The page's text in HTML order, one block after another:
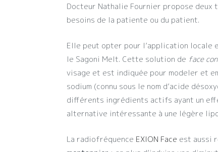
Docteur Nathalie Fournier propose deux
besoins de la patiente ou du patient.
Elle peut opter pour l’application locale
le Sagoni Melt. Cette solution de face
visage et est indiquée pour modeler et
sodium (connu sous le nom d’acide
différents ingrédients actifs ayant un
alternative intéressante à une légère
La radiofréquence EXION Face est aussi